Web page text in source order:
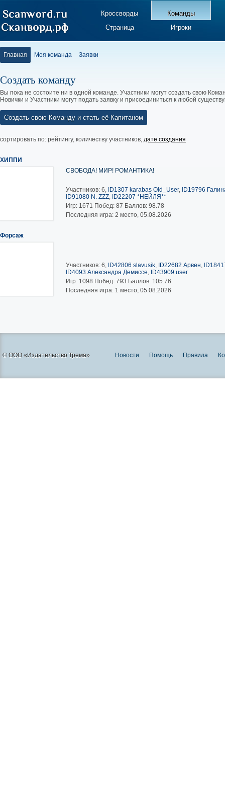
Кроссворды
Команды
Страница
Игроки
Главная Моя команда Заявки
Создать команду
Вы пока не состоите ни в одной команде. Участники могут создать свою
Новички и Участники могут подать заявку и присоединиться к любой
Создать свою Команду и стать её Капитаном
сортировать по: рейтингу, количеству участников, дате создания
ХИППИ
СВОБОДА! МИР! РОМАНТИКА!
Участников: 6, ID1307 karabas Old_User, ID19796
ID91080 N. ZZZ, ID22207 *НЕЙЛЯ**
Игр: 1671 Побед: 87 Баллов: 98.78
Последняя игра: 2 место, 05.08.2026
Форсаж
Участников: 6, ID42806 slavusik, ID22682 Арвен,
ID4093 Александра Демиссе, ID43909 user
Игр: 1098 Побед: 793 Баллов: 105.76
Последняя игра: 1 место, 05.08.2026
© ООО «Издательство Трема» Новости Помощь Правила